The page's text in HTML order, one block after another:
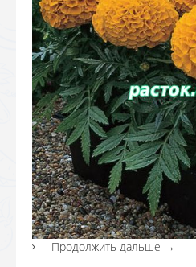
Продолжить дальше →